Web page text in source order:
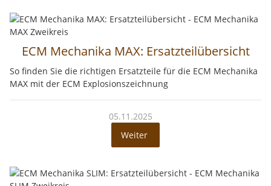
ECM Mechanika MAX: Ersatzteilübersicht
So finden Sie die richtigen Ersatzteile für die ECM Mechanika
MAX mit der ECM Explosionszeichnung
05.11.2025
Weiter